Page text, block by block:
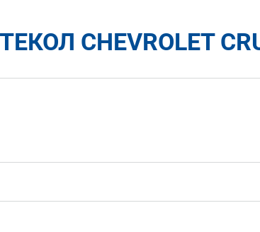
CHEVROLET